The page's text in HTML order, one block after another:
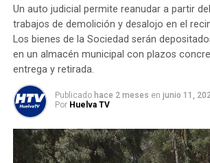
Un auto judicial permite reanudar a partir del
trabajos de demolición y desalojo en el
Los bienes de la Sociedad serán
en un almacén municipal con plazos
entrega y retirada.
Publicado hace 2 meses en junio 11,
Por Huelva TV